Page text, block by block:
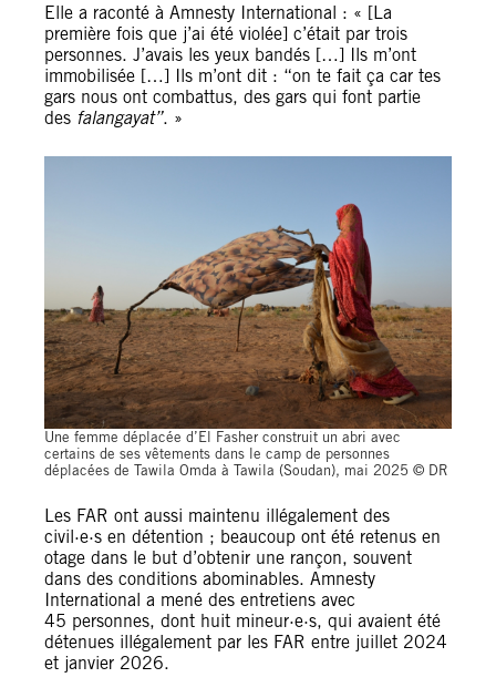
Elle a raconté à Amnesty International : « [La
première fois que j’ai été violée] c’était par trois
personnes. J’avais les yeux bandés […] Ils m’ont
immobilisée […] Ils m’ont dit : “on te fait ça car tes
gars nous ont combattus, des gars qui font partie
des falangayat”. »
Une femme déplacée d’El Fasher construit un abri avec
certains de ses vêtements dans le camp de personnes
déplacées de Tawila Omda à Tawila (Soudan), mai 2025 © DR
Les FAR ont aussi maintenu illégalement des
civil·e·s en détention ; beaucoup ont été retenus en
otage dans le but d’obtenir une rançon, souvent
dans des conditions abominables. Amnesty
International a mené des entretiens avec
45 personnes, dont huit mineur·e·s, qui avaient été
détenues illégalement par les FAR entre juillet 2024
et janvier 2026.